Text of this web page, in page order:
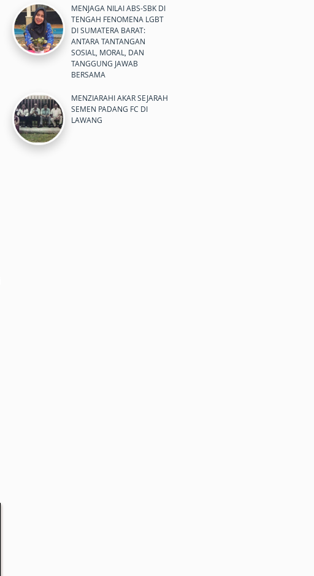
MENJAGA NILAI ABS-SBK DI
TENGAH FENOMENA LGBT
DI SUMATERA BARAT:
ANTARA TANTANGAN
SOSIAL, MORAL, DAN
TANGGUNG JAWAB
BERSAMA
MENZIARAHI AKAR SEJARAH
SEMEN PADANG FC DI
LAWANG